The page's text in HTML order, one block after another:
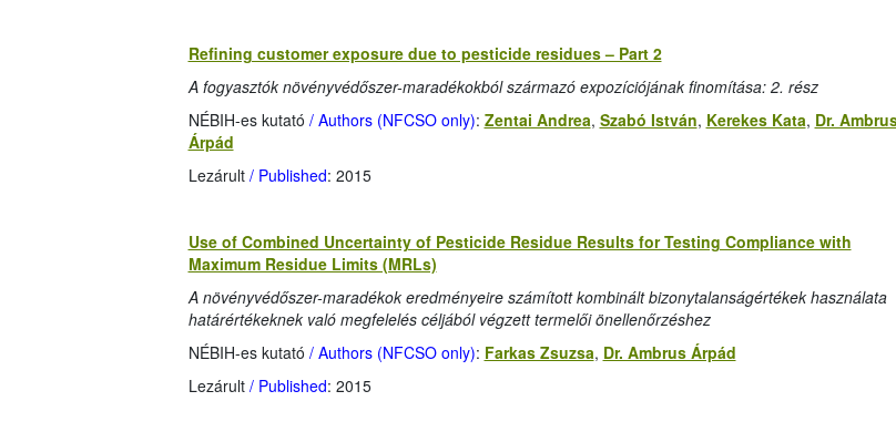
Refining customer exposure due to pesticide residues – Part 2
A fogyasztók növényvédőszer-maradékokból származó expozíciójának finomítása: 2. rész
NÉBIH-es kutató / Authors (NFCSO only): Zentai Andrea, Szabó István, Kerekes Kata, Dr.
Árpád
Lezárult/ Published: 2015
Use of Combined Uncertainty of Pesticide Residue Results for Testing Compliance with
Maximum Residue Limits (MRLs)
A növényvédőszer-maradékok eredményeire számított kombinált bizonytalanságértékek használata
határértékeknek való megfelelés céljából végzett termelői önellenőrzéshez
NÉBIH-es kutató / Authors (NFCSO only): Farkas Zsuzsa, Dr. Ambrus Árpád
Lezárult/ Published: 2015